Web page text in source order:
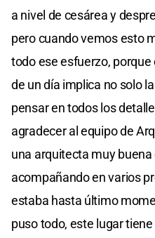
a nivel de cesárea y
pero cuando vemos esto
todo ese esfuerzo,
de un día implica no solo
pensar en todos los
agradecer al equipo de
una arquitecta muy buena
acompañando en varios
estaba hasta último
puso todo, este lugar